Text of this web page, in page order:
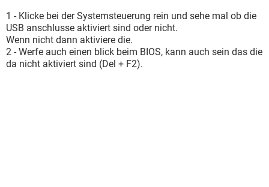
1 - Klicke bei der Systemsteuerung rein und sehe mal ob die
USB anschlusse aktiviert sind oder nicht.
Wenn nicht dann aktiviere die.
2 - Werfe auch einen blick beim BIOS, kann auch sein das die
da nicht aktiviert sind (Del + F2).